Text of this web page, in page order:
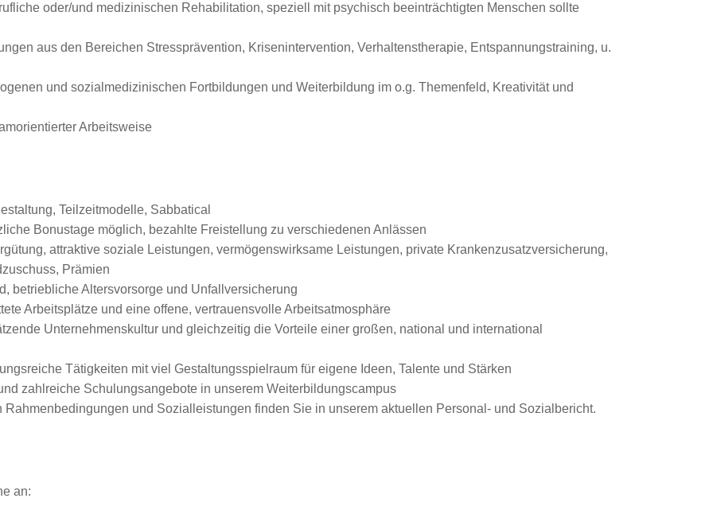
oder/und medizinischen Rehabilitation, speziell mit psychisch beeinträchtigten Menschen sollte
aus den Bereichen Stressprävention, Krisenintervention, Verhaltenstherapie, Entspannungstraining, u.
und sozialmedizinischen Fortbildungen und Weiterbildung im o.g. Themenfeld, Kreativität und
Arbeitsweise
Teilzeitmodelle, Sabbatical
Bonustage möglich, bezahlte Freistellung zu verschiedenen Anlässen
attraktive soziale Leistungen, vermögenswirksame Leistungen, private Krankenzusatzversicherung,
Prämien
betriebliche Altersvorsorge und Unfallversicherung
Arbeitsplätze und eine offene, vertrauensvolle Arbeitsatmosphäre
Unternehmenskultur und gleichzeitig die Vorteile einer großen, national und international
Tätigkeiten mit viel Gestaltungsspielraum für eigene Ideen, Talente und Stärken
zahlreiche Schulungsangebote in unserem Weiterbildungscampus
Rahmenbedingungen und Sozialleistungen finden Sie in unserem aktuellen Personal- und Sozialbericht.
an: